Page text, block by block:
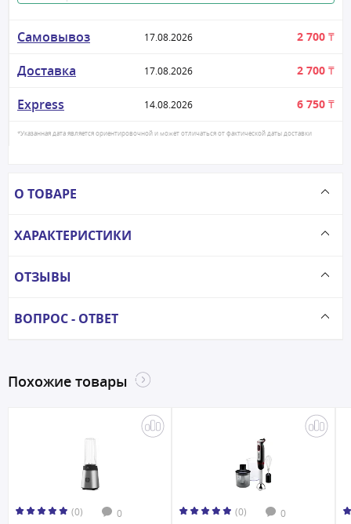
Самовывоз 17.08.2026 2 700 ₸
Доставка 17.08.2026 2 700 ₸
Express 14.08.2026 6 750 ₸
*Указанная дата является ориентировочной и может отличаться от фактической даты доставки
О ТОВАРЕ
ХАРАКТЕРИСТИКИ
ОТЗЫВЫ
ВОПРОС - ОТВЕТ
Похожие товары
(0) 0 (0) 0